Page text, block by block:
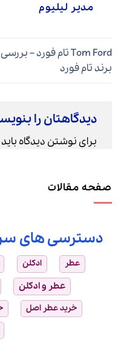
مدیر لیلیوم
Tom Ford تام فورد – بررسی
برند تام فورد
دیدگاهتان را
برای نوشتن دیدگاه باید
صفحه مقالات
دسترسی های
عطر ادکلن
عطر و ادکلن
خرید عطر اصل